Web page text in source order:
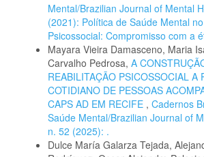
Mental/Brazilian Journal of Mental
(2021): Política de Saúde Mental
Psicossocial: Compromisso com a
Mayara Vieira Damasceno, Maria
Carvalho Pedrosa, A
REABILITAÇÃO PSICOSSOCIAL A
COTIDIANO DE PESSOAS
CAPS AD EM RECIFE , Cadernos
Saúde Mental/Brazilian Journal of
n. 52 (2025): .
Dulce María Galarza Tejada,